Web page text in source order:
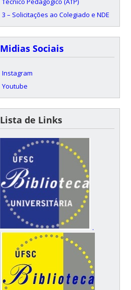
3 – Solicitações ao Colegiado e NDE
Midias Sociais
Instagram
Youtube
Lista de Links
.